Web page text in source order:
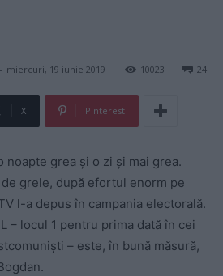
miercuri, 19 iunie 2019 24
10023
X Pinterest
noapte grea și o zi și mai grea.
grele, după efortul enorm pe
l-a depus în campania electorală.
– locul 1 pentru prima dată în cei
– este, în bună măsură,